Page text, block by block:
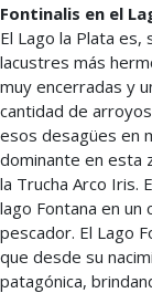
Fontinalis en el
El Lago la Plata es,
lacustres más
muy encerradas y
cantidad de
esos desagües en
dominante en esta
la Trucha Arco Iris.
lago Fontana en
pescador. El Lago
que desde su
patagónica,